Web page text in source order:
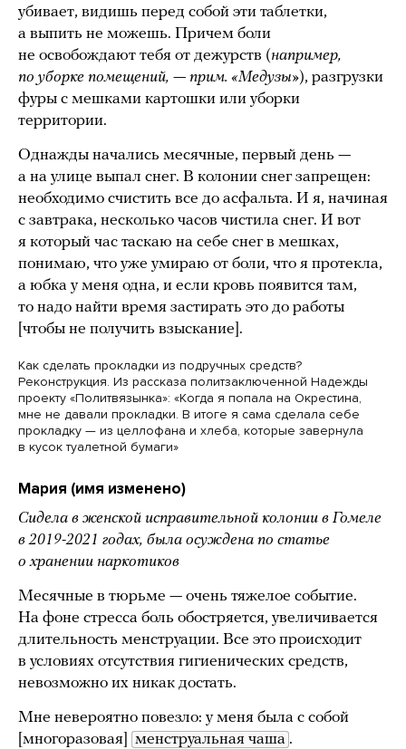
убивает, видишь перед собой эти таблетки,
а выпить не можешь. Причем боли
не освобождают тебя от дежурств (например,
по уборке помещений, — прим. «Медузы»), разгрузки
фуры с мешками картошки или уборки
территории.
Однажды начались месячные, первый день —
а на улице выпал снег. В колонии снег запрещен:
необходимо счистить все до асфальта. И я, начиная
с завтрака, несколько часов чистила снег. И вот
я который час таскаю на себе снег в мешках,
понимаю, что уже умираю от боли, что я протекла,
а юбка у меня одна, и если кровь появится там,
то надо найти время застирать это до работы
[чтобы не получить взыскание].
Как сделать прокладки из подручных средств?
Реконструкция. Из рассказа политзаключенной Надежды
проекту «Политвязынка»: «Когда я попала на Окрестина,
мне не давали прокладки. В итоге я сама сделала себе
прокладку — из целлофана и хлеба, которые завернула
в кусок туалетной бумаги»
Мария (имя изменено)
Сидела в женской исправительной колонии в Гомеле
в 2019-2021 годах, была осуждена по статье
охранении наркотиков
Месячные в тюрьме — очень тяжелое событие.
На фоне стресса боль обостряется, увеличивается
длительность менструации. Все это происходит
в условиях отсутствия гигиенических средств,
невозможно их никак достать.
Мне невероятно повезло: у меня была с собой
[многоразовая]
менструальная чаша .